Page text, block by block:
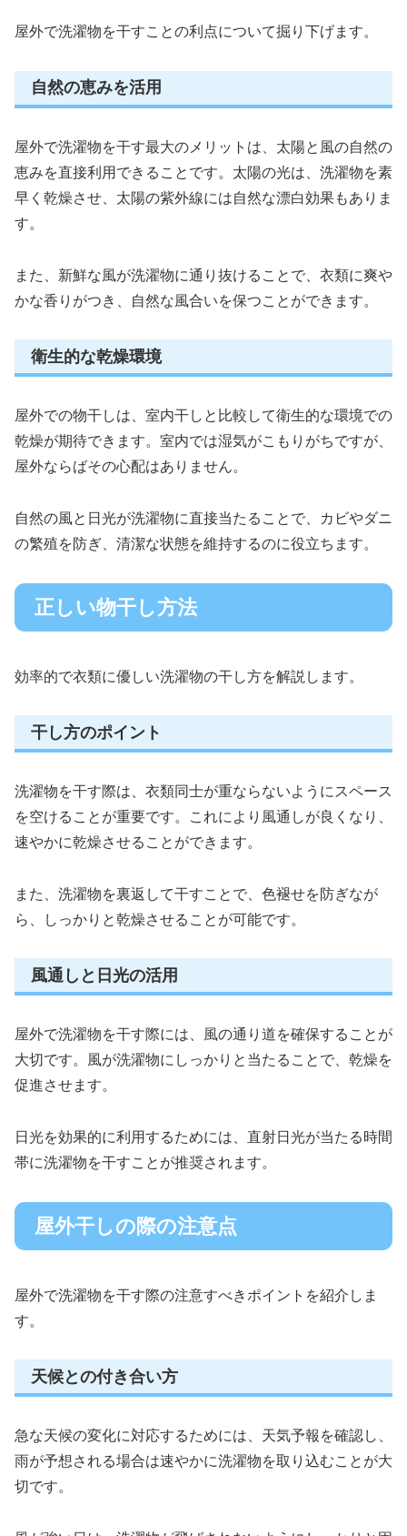
屋外で洗濯物を干すことの利点について掘り下げます。
自然の恵みを活用
屋外で洗濯物を干す最大のメリットは、太陽と風の自然の
恵みを直接利用できることです。太陽の光は、洗濯物を素
早く乾燥させ、太陽の紫外線には自然な漂白効果もありま
す。
また、新鮮な風が洗濯物に通り抜けることで、衣類に爽や
かな香りがつき、自然な風合いを保つことができます。
衛生的な乾燥環境
屋外での物干しは、室内干しと比較して衛生的な環境での
乾燥が期待できます。室内では湿気がこもりがちですが、
屋外ならばその心配はありません。
自然の風と日光が洗濯物に直接当たることで、カビやダニ
の繁殖を防ぎ、清潔な状態を維持するのに役立ちます。
正しい物干し方法
効率的で衣類に優しい洗濯物の干し方を解説します。
干し方のポイント
洗濯物を干す際は、衣類同士が重ならないようにスペース
を空けることが重要です。これにより風通しが良くなり、
速やかに乾燥させることができます。
また、洗濯物を裏返して干すことで、色褪せを防ぎなが
ら、しっかりと乾燥させることが可能です。
風通しと日光の活用
屋外で洗濯物を干す際には、風の通り道を確保することが
大切です。風が洗濯物にしっかりと当たることで、乾燥を
促進させます。
日光を効果的に利用するためには、直射日光が当たる時間
帯に洗濯物を干すことが推奨されます。
屋外干しの際の注意点
屋外で洗濯物を干す際の注意すべきポイントを紹介しま
す。
天候との付き合い方
急な天候の変化に対応するためには、天気予報を確認し、
雨が予想される場合は速やかに洗濯物を取り込むことが大
切です。